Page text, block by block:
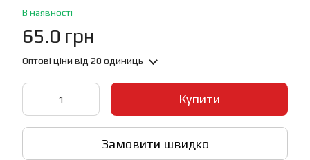
В наявності
65.0 грн
Оптові ціни від 20 одиниць
Купити
Замовити швидко